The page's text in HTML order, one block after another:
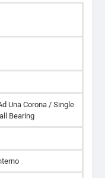
Una Corona / Single
Bearing